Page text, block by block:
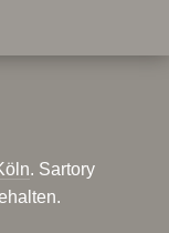
. Sartory